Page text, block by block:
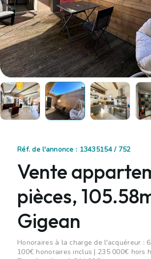
Réf. de l'annonce : 13435154 / 752
Vente
pièces,
Gigean
Honoraires à la charge de l'acquéreur :
100€ honoraires inclus | 235 000€ hors